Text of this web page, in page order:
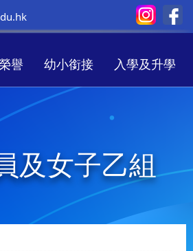
譽 幼小銜接 入學及升學
及女子乙組